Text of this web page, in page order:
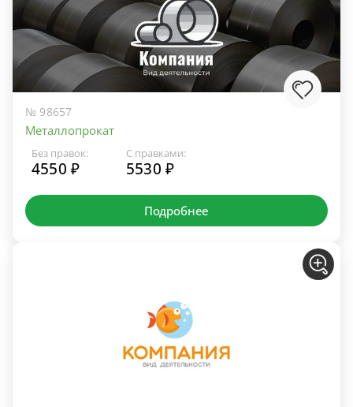
№ 98657
Металлопрокат
Без правок:
4550 ₽
С правками:
5530 ₽
Подробнее